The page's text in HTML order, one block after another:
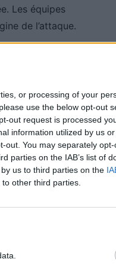
or processing of your
use the below opt-out
out request is processed
information utilized by us
out. You may separately
parties on the IAB’s list of
us to third parties on the
other third parties.
Les équipes
de l’attaque.
de demander
de
sont actuellement
ceux qui
valable